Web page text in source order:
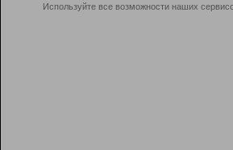
Используйте все возможности наших